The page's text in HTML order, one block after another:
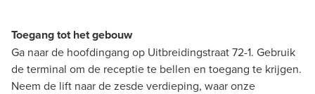
Toegang tot het gebouw
Ga naar de hoofdingang op Uitbreidingstraat 72-1. Gebruik
de terminal om de receptie te bellen en toegang te krijgen.
Neem de lift naar de zesde verdieping, waar onze